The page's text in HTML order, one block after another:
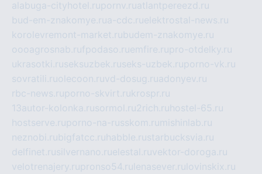
alabuga-cityhotel.rupornv.ruatlantpereezd.ru
bud-em-znakomye.rua-cdc.ruelektrostal-news.ru
korolevremont-market.rubudem-znakomye.ru
oooagrosnab.rufpodaso.ruemfire.rupro-otdelky.ru
ukrasotki.ruseksuzbek.ruseks-uzbek.ruporno-vk.ru
sovratili.ruolecoon.ruvd-dosug.ruadonyev.ru
rbc-news.ruporno-skvirt.rukrospr.ru
13autor-kolonka.rusormol.ru2rich.ru hostel-65.ru
hostserve.ruporno-na-russkom.ru mishinlab.ru
neznobi.rubigfatcc.ru habble.rustarbucksvia.ru
delfinet.rusilvernano.ruelestal.ruvektor-doroga.ru
velotrenajery.rupronso54.ru lenasever.ru lovinskix.ru